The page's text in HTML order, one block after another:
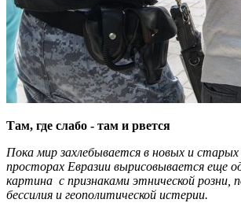
Там, где слабо - там и рвется
Пока мир захлебывается в новых и
просторах Евразии вырисовывается еще
картина с признаками этнической розни,
бессилия и геополитической истерии.